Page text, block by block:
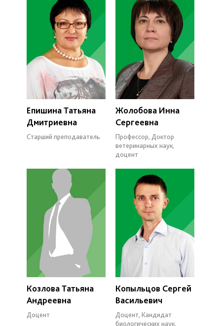
Епишина Татьяна
Дмитриевна
Старший преподаватель
Жолобова Инна
Сергеевна
Профессор, Доктор
ветеринарных наук,
доцент
Козлова Татьяна
Андреевна
Доцент
Копыльцов Сергей
Васильевич
Доцент, Кандидат
биологических наук,